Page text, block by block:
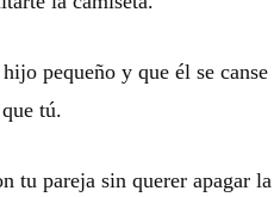
pequeño y que él se canse
tú.
tu pareja sin querer apagar la